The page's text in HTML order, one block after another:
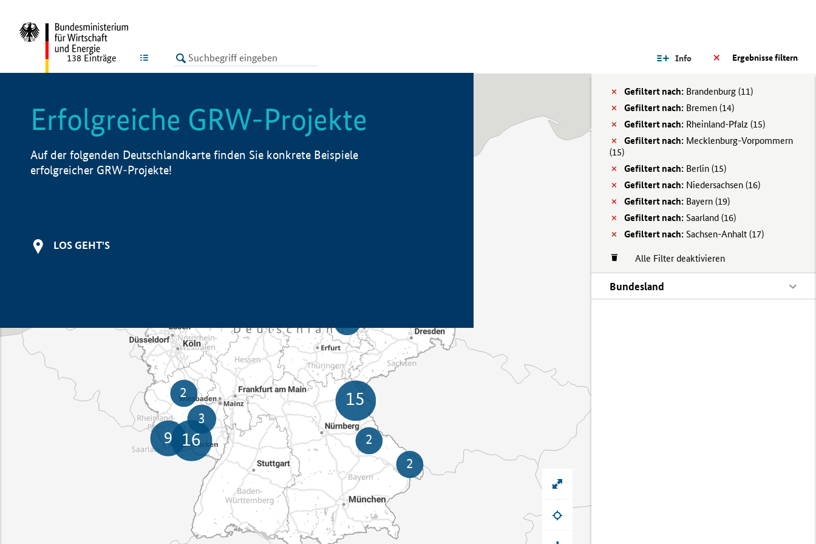
LISTE Ergebnisse filtern
Info
Gefiltert nach: Brandenburg (11)
Gefiltert nach: Bremen (14)
Gefiltert nach: Rheinland-Pfalz (15)
Gefiltert nach: Mecklenburg-Vorpommern
(15)
Gefiltert nach: Berlin (15)
Gefiltert nach: Niedersachsen (16)
Gefiltert nach: Bayern (19)
Gefiltert nach: Saarland (16)
Gefiltert nach: Sachsen-Anhalt (17)
Alle Filter deaktivieren
Bundesland
138 Einträge
Erfolgreiche GRW-Projekte
Auf der folgenden Deutschlandkarte finden Sie konkrete Beispiele
erfolgreicher GRW-Projekte!
LOS GEHT'S